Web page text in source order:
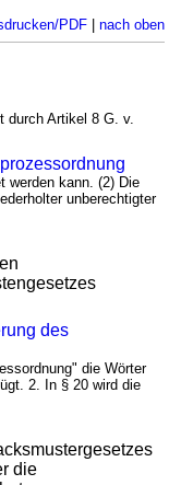
PDF| nach oben
durch Artikel 8 G. v.
werden kann. (2) Die
unberechtigter
des
die Wörter
2. In § 20 wird die
die